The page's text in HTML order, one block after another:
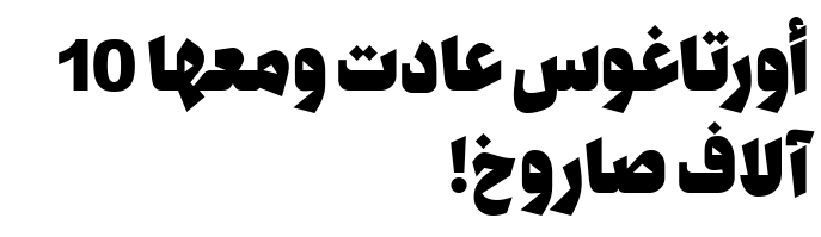
أورتاغوس عادت ومعها 10
آلاف صاروخ!